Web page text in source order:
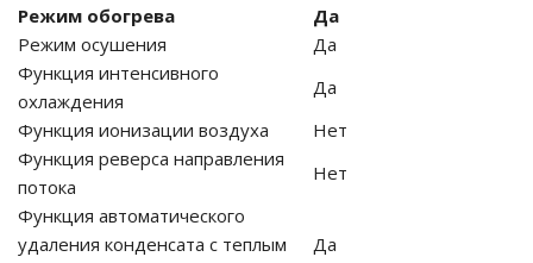
Режим обогрева
Да
Режим осушения
Да
Функция интенсивного
охлаждения
Да
Функция ионизации воздуха
Нет
Функция реверса направления
потока
Нет
Функция автоматического
удаления конденсата с теплым
Да